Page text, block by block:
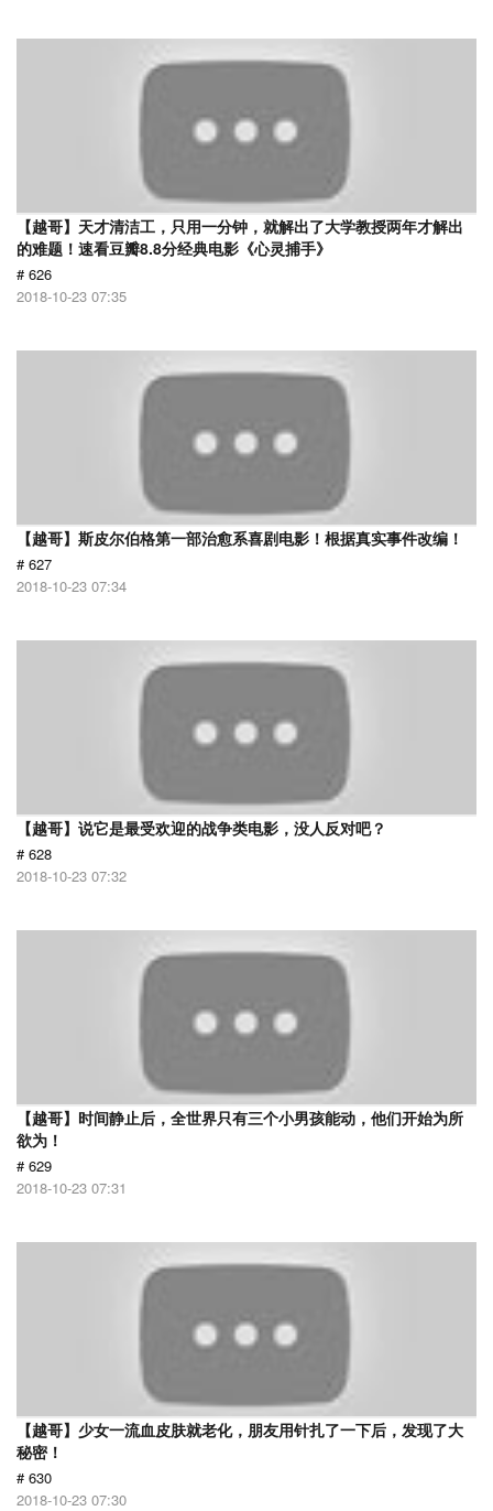
【越哥】天才清洁工，只用一分钟，就解出了大学教授两年才解出
的难题！速看豆瓣8.8分经典电影《心灵捕手》
# 626
2018-10-23 07:35
【越哥】斯皮尔伯格第一部治愈系喜剧电影！根据真实事件改编！
# 627
2018-10-23 07:34
【越哥】说它是最受欢迎的战争类电影，没人反对吧？
# 628
2018-10-23 07:32
【越哥】时间静止后，全世界只有三个小男孩能动，他们开始为所
欲为！
# 629
2018-10-23 07:31
【越哥】少女一流血皮肤就老化，朋友用针扎了一下后，发现了大
秘密！
# 630
2018-10-23 07:30